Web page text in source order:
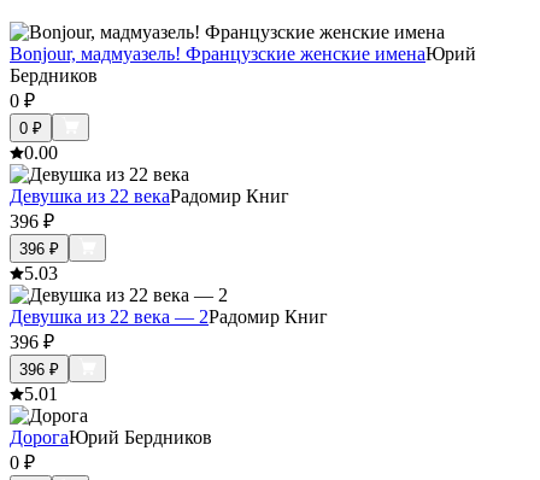
Bonjour, мадмуазель! Французские женские именаЮрий
Бердников
0 ₽
0 ₽
0.00
Девушка из 22 векаРадомир Книг
396 ₽
396 ₽
5.03
Девушка из 22 века — 2Радомир Книг
396 ₽
396 ₽
5.01
ДорогаЮрий Бердников
0 ₽